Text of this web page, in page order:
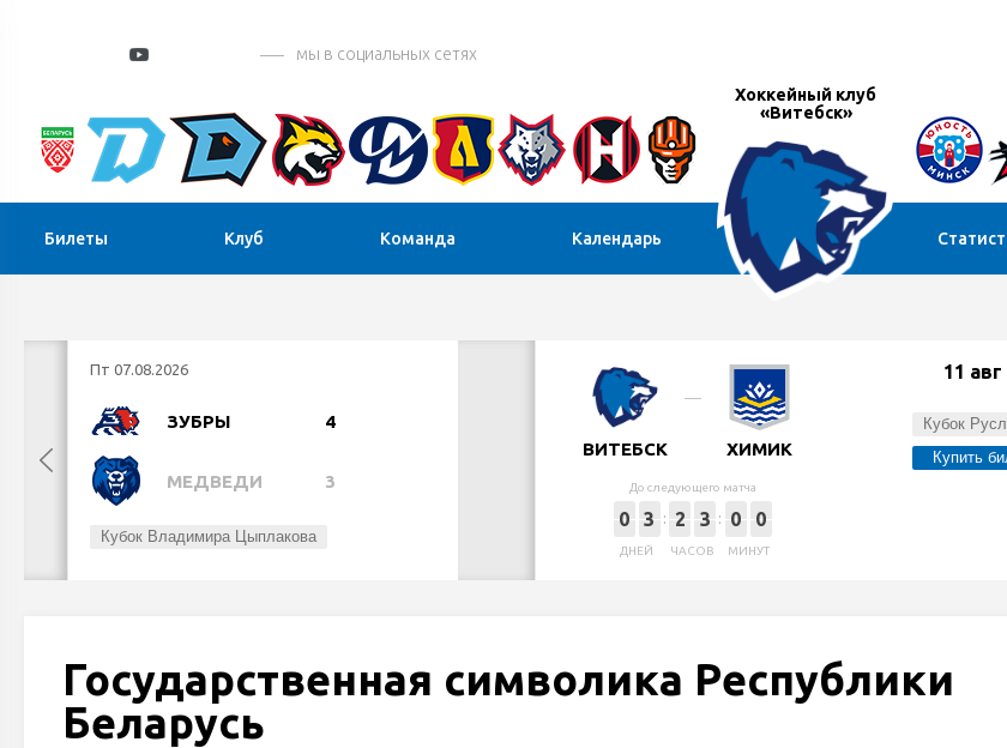
мы в социальных сетях
Хоккейный клуб
«Витебск»
Билеты Клуб Команда Календарь
Пт 07.08.2026
ЗУБРЫ 4
МЕДВЕДИ 3
Кубок Владимира Цыплакова
ВИТЕБСК ХИМИК
До следующего матча
0 3
ДНЕЙ
2 3
ЧАСОВ
0 0
МИНУТ
11 авг
Купить
Государственная символика Республики
Беларусь